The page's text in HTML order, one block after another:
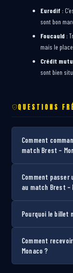
Eurodif :
sont bon
Foucauld :
mais le
Crédit
sont bien
QUESTIONS
Comment
match Brest –
Comment passer
au match Brest –
Pourquoi le billet
Comment
Monaco ?